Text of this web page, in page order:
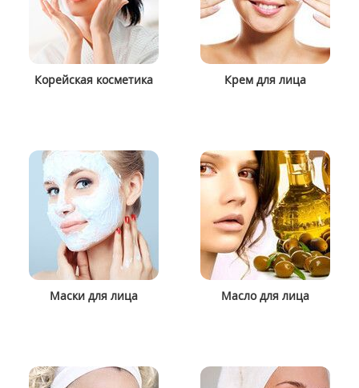
Корейская косметика Крем для лица
Маски для лица Масло для лица